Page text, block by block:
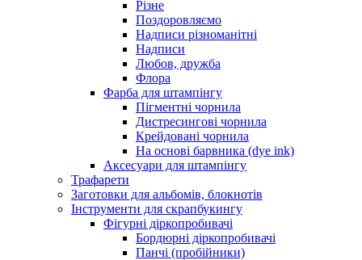
Різне
Поздоровляємо
Надписи різноманітні
Надписи
Любов, дружба
Флора
Фарба для штампінгу
Пігментні чорнила
Дистресингові чорнила
Крейдовані чорнила
На основі барвника (dye ink)
Аксесуари для штампінгу
Трафарети
Заготовки для альбомів, блокнотів
Інструменти для скрапбукингу
Фігурні діркопробивачі
Бордюрні діркопробивачі
Панчі (пробійники)